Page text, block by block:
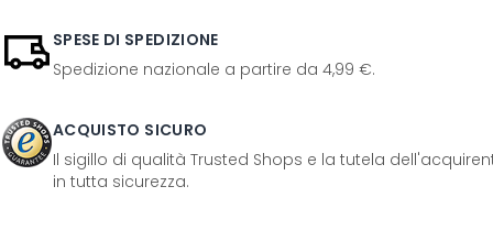
SPESE DI SPEDIZIONE
Spedizione nazionale a partire da 4,99 €.
ACQUISTO SICURO
Il sigillo di qualità Trusted Shops e la tutela
in tutta sicurezza.